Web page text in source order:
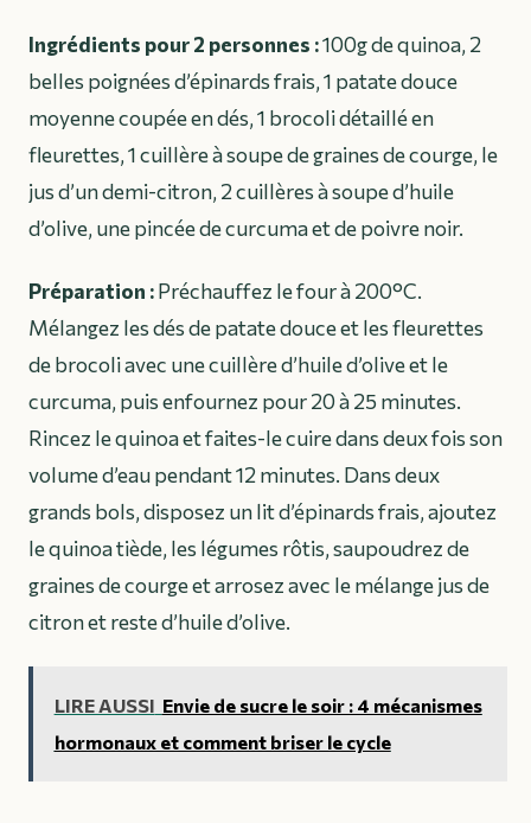
Ingrédients pour 2 personnes :100g de quinoa, 2
belles poignées d’épinards frais, 1 patate douce
moyenne coupée en dés, 1 brocoli détaillé en
fleurettes, 1 cuillère à soupe de graines de courge, le
jus d’un demi-citron, 2 cuillères à soupe d’huile
d’olive, une pincée de curcuma et de poivre noir.
Préparation :Préchauffez le four à 200°C.
Mélangez les dés de patate douce et les fleurettes
de brocoli avec une cuillère d’huile d’olive et le
curcuma, puis enfournez pour 20 à 25 minutes.
Rincez le quinoa et faites-le cuire dans deux fois son
volume d’eau pendant 12 minutes. Dans deux
grands bols, disposez un lit d’épinards frais, ajoutez
le quinoa tiède, les légumes rôtis, saupoudrez de
graines de courge et arrosez avec le mélange jus de
citron et reste d’huile d’olive.
LIRE AUSSI Envie de sucre le soir : 4 mécanismes
hormonaux et comment briser le cycle